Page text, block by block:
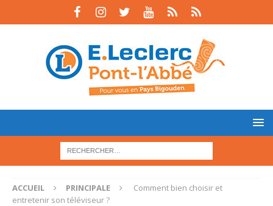
ACCUEIL PRINCIPALE
️ Comment bien choisir et
entretenir son téléviseur ?